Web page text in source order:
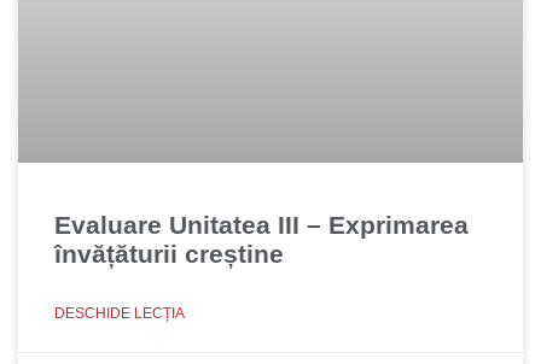
Evaluare Unitatea III – Exprimarea
învățăturii creștine
DESCHIDE LECȚIA